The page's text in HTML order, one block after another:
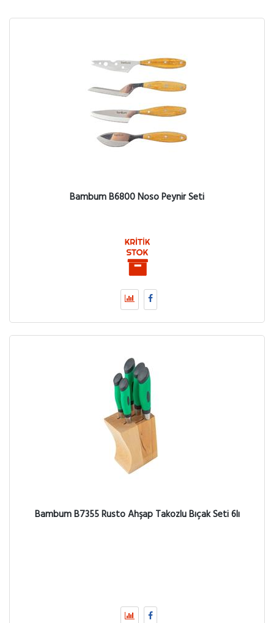
Bambum B6800 Noso Peynir Seti
Bambum B7355 Rusto Ahşap Takozlu Bıçak Seti 6lı